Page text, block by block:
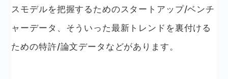
スモデルを把握するためのスタートアップ/ベンチ
ャーデータ、そういった最新トレンドを裏付ける
ための特許/論文データなどがあります。